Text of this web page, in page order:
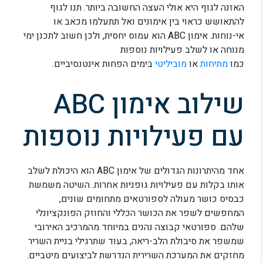
האזנה לגוף היא אולי העצה החשובה ביותר. תנו לגוף
להתאושש כראוי בין אימונים ואל תתעלמו מכאב או
אי-נוחות. אימון ABC הוא עמוס יחסית, ולכן חשוב לתכנן ימי
מנוחה או לשלב פעילויות נוספות
כמומתיחותאומוביליטיבימים הפחות אינטנסיביים.
שילוב אימון ABC
עם פעילויות נוספות
אחד מהיתרונות הגדולים של אימון ABC הוא היכולת לשלב
אותו בקלות עם פעילויות גופניות אחרות. השיטה משמשת
כבסיס כושר מעולה לספורטאים מתחומים שונים,
המחפשים לשפר את הכושר הכללי והחוזק הפונקציונלי
שלהם. ספורטאי קבוצה נהנים במיוחד מהמרכיב האירובי
שמשפר את סיבולת הלב-ריאה, בעוד שתרגילי בניית השריר
מחזקים את המערכת השרירית הנדרשת לביצועים מיטביים.